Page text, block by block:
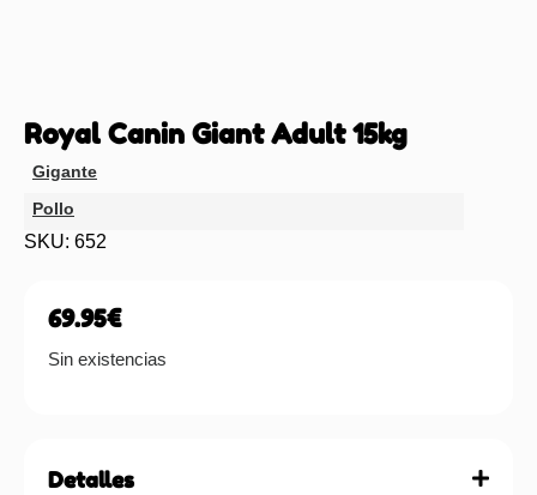
Royal Canin Giant Adult 15kg
Gigante
Pollo
SKU: 652
69.95€
Sin existencias
Detalles